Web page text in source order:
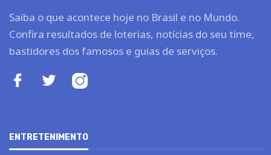
Saiba o que acontece hoje no Brasil e no Mundo.
Confira resultados de loterias, notícias do seu time,
bastidores dos famosos e guias de serviços.
ENTRETENIMENTO